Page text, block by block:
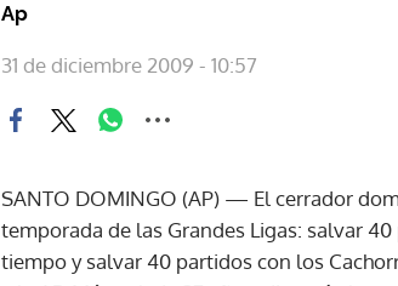
Ap
31 de diciembre 2009 - 10:57
SANTO DOMINGO (AP) — El cerrador
temporada de las Grandes Ligas: salvar
tiempo y salvar 40 partidos con los